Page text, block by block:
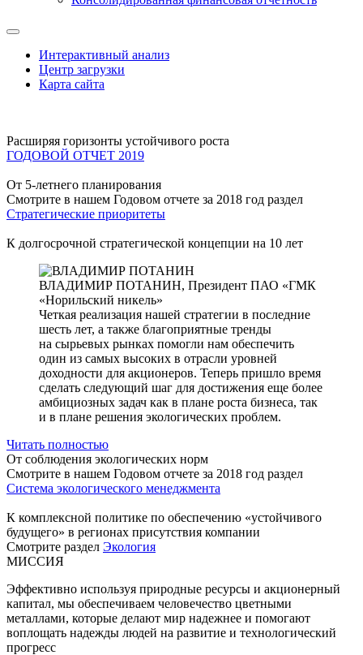
Интерактивный анализ
Центр загрузки
Карта сайта
Расширяя горизонты устойчивого роста
ГОДОВОЙ ОТЧЕТ 2019
От 5-летнего планирования
Смотрите в нашем Годовом отчете за 2018 год раздел
Стратегические приоритеты
К долгосрочной стратегической концепции на 10 лет
ВЛАДИМИР ПОТАНИН, Президент ПАО «ГМК
«Норильский никель»
Четкая реализация нашей стратегии в последние
шесть лет, а также благоприятные тренды
на сырьевых рынках помогли нам обеспечить
один из самых высоких в отрасли уровней
доходности для акционеров. Теперь пришло время
сделать следующий шаг для достижения еще более
амбициозных задач как в плане роста бизнеса, так
и в плане решения экологических проблем.
Читать полностью
От соблюдения экологических норм
Смотрите в нашем Годовом отчете за 2018 год раздел
Система экологического менеджмента
К комплексной политике по обеспечению «устойчивого
будущего» в регионах присутствия компании
Смотрите раздел Экология
МИССИЯ
Эффективно используя природные ресурсы и акционерный
капитал, мы обеспечиваем человечество цветными
металлами, которые делают мир надежнее и помогают
воплощать надежды людей на развитие и технологический
прогресс